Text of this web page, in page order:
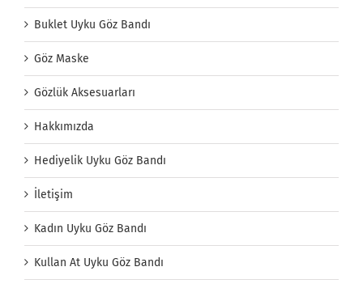
Buklet Uyku Göz Bandı
Göz Maske
Gözlük Aksesuarları
Hakkımızda
Hediyelik Uyku Göz Bandı
İletişim
Kadın Uyku Göz Bandı
Kullan At Uyku Göz Bandı